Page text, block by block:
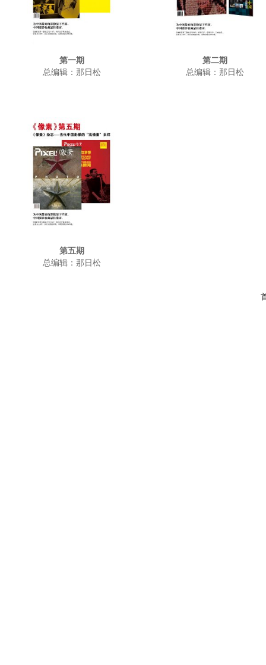
第一期
总编辑：那日松
第二期
总编辑：那日松
第五期
总编辑：那日松